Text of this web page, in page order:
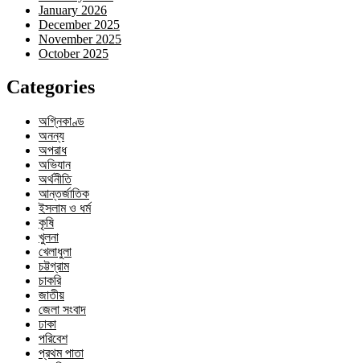
January 2026
December 2025
November 2025
October 2025
Categories
অগ্নিকাণ্ড
অনন্য
অপরাধ
অভিযান
অর্থনীতি
আন্তর্জাতিক
ইসলাম ও ধর্ম
কৃষি
খুলনা
খেলাধুলা
চট্টগ্রাম
চাকরি
জাতীয়
জেলা সংবাদ
ঢাকা
পরিবেশ
প্রথম পাতা